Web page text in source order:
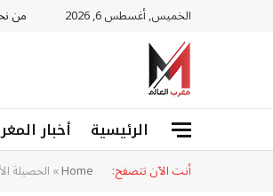
الخميس, أغسطس 6, 2026 من
الرئيسية أخبار
أنت الآن تتصفح: Home
»الحصيلة